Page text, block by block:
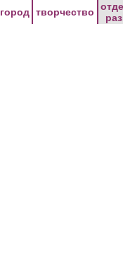
город творчество